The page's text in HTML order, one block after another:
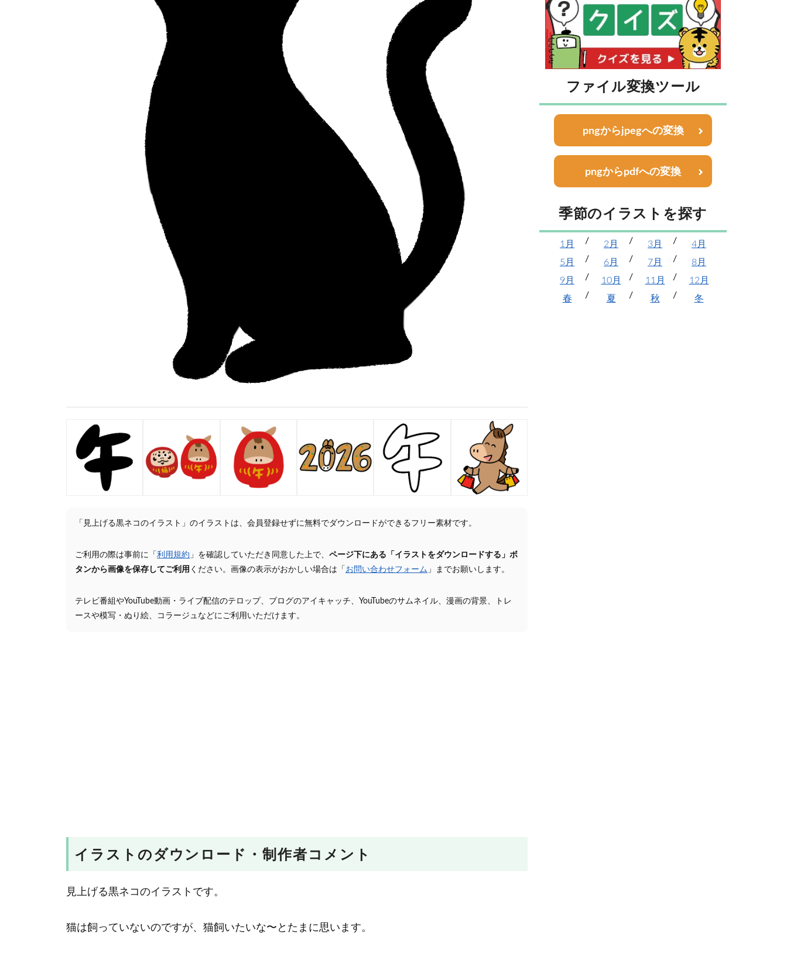
「見上げる黒ネコのイラスト」のイラストは、会員登録せずに無料でダウンロードができるフリー素材です。
ご利用の際は事前に「 利用規約 」を確認していただき同意した上で、 ページ下にある「イラストをダウンロードする」ボ
タンから画像を保存してご利用 ください。画像の表示がおかしい場合は「 お問い合わせフォーム 」までお願いします。
テレビ番組やYouTube動画・ライブ配信のテロップ、ブログのアイキャッチ、YouTubeのサムネイル、漫画の背景、トレ
ースや模写・ぬり絵、コラージュなどにご利用いただけます。
イラストのダウンロード・制作者コメント
見上げる黒ネコのイラストです。
猫は飼っていないのですが、猫飼いたいな〜とたまに思います。
ファイル変換ツール
pngからjpegへの変換
pngからpdfへの変換
季節のイラストを探す
1月 2月 3月
4月
5月
6月 7月
8月
9月
10月 11月
12月
春
夏 秋 冬